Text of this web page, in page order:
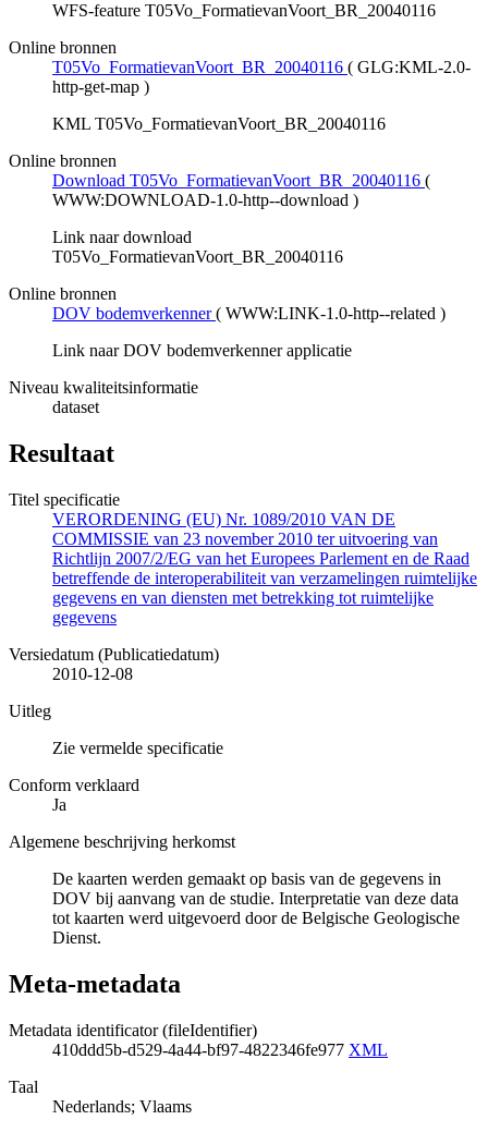
WFS-feature T05Vo_FormatievanVoort_BR_20040116
Online bronnen
T05Vo_FormatievanVoort_BR_20040116 ( GLG:KML-2.0-
http-get-map )
KML T05Vo_FormatievanVoort_BR_20040116
Online bronnen
Download T05Vo_FormatievanVoort_BR_20040116 (
WWW:DOWNLOAD-1.0-http--download )
Link naar download
T05Vo_FormatievanVoort_BR_20040116
Online bronnen
DOV bodemverkenner ( WWW:LINK-1.0-http--related )
Link naar DOV bodemverkenner applicatie
Niveau kwaliteitsinformatie
dataset
Resultaat
Titel specificatie
VERORDENING (EU) Nr. 1089/2010 VAN DE
COMMISSIE van 23 november 2010 ter uitvoering van
Richtlijn 2007/2/EG van het Europees Parlement en de Raad
betreffende de interoperabiliteit van verzamelingen ruimtelijke
gegevens en van diensten met betrekking tot ruimtelijke
gegevens
Versiedatum (Publicatiedatum)
2010-12-08
Uitleg
Zie vermelde specificatie
Conform verklaard
Ja
Algemene beschrijving herkomst
De kaarten werden gemaakt op basis van de gegevens in
DOV bij aanvang van de studie. Interpretatie van deze data
tot kaarten werd uitgevoerd door de Belgische Geologische
Dienst.
Meta-metadata
Metadata identificator (fileIdentifier)
410ddd5b-d529-4a44-bf97-4822346fe977 XML
Taal
Nederlands; Vlaams